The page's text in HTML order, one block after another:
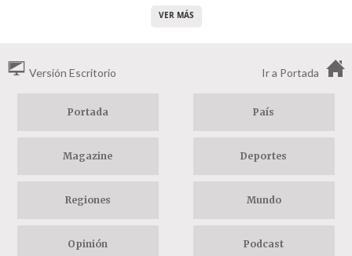
VER MÁS
Versión Escritorio Ir a Portada
Portada País
Magazine Deportes
Regiones Mundo
Opinión Podcast